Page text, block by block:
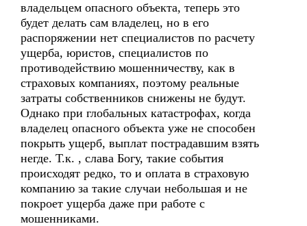
владельцем опасного объекта, теперь это
будет делать сам владелец, но в его
распоряжении нет специалистов по расчету
ущерба, юристов, специалистов по
противодействию мошенничеству, как в
страховых компаниях, поэтому реальные
затраты собственников снижены не будут.
Однако при глобальных катастрофах, когда
владелец опасного объекта уже не способен
покрыть ущерб, выплат пострадавшим взять
негде. Т.к. , слава Богу, такие события
происходят редко, то и оплата в страховую
компанию за такие случаи небольшая и не
покроет ущерба даже при работе с
мошенниками.